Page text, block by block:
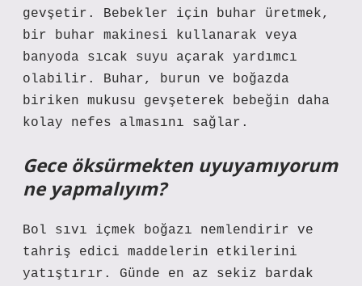
gevşetir. Bebekler için buhar üretmek,
bir buhar makinesi kullanarak veya
banyoda sıcak suyu açarak yardımcı
olabilir. Buhar, burun ve boğazda
biriken mukusu gevşeterek bebeğin daha
kolay nefes almasını sağlar.
Gece öksürmekten uyuyamıyorum
ne yapmalıyım?
Bol sıvı içmek boğazı nemlendirir ve
tahriş edici maddelerin etkilerini
yatıştırır. Günde en az sekiz bardak